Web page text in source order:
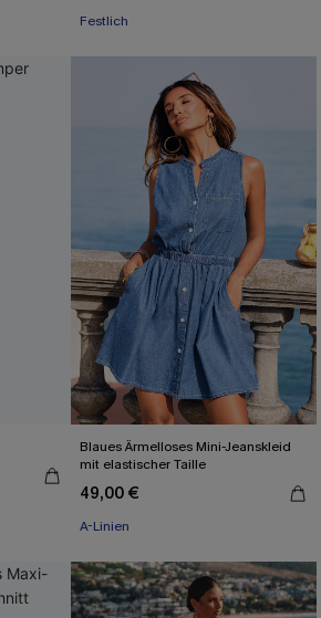
Festlich
Blaues Ärmelloses Mini-Jeanskleid
mit elastischer Taille
49,00 €
A-Linien